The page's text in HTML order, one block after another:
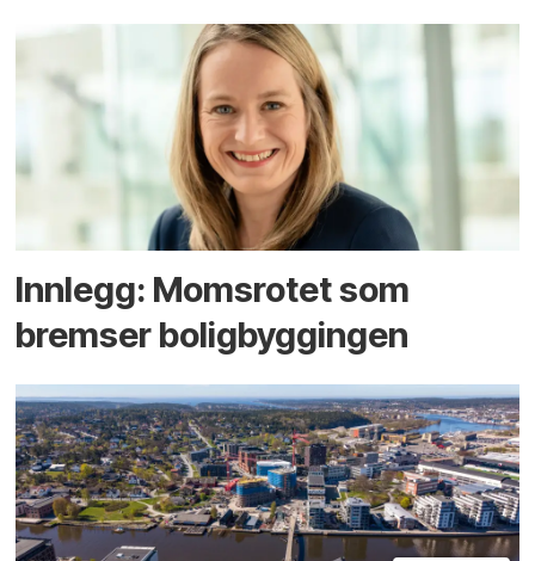
Innlegg: Moms­rotet som
bremser bolig­byggingen